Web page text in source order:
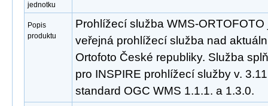
jednotku
Popis
produktu
Prohlížecí služba WMS-
veřejná prohlížecí služba nad
Ortofoto České republiky. Služba
pro INSPIRE prohlížecí služby v.
standard OGC WMS 1.1.1. a 1.3.0.